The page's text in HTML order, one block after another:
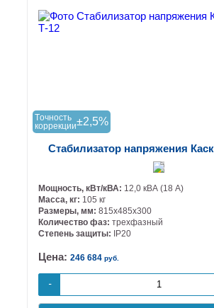
Tочность
коррекции±2,5%
Стабилизатор напряжения
Мощность, кВт/кВА: 12,0 кВА (18 А)
Масса, кг: 105 кг
Размеры, мм: 815х485х300
Количество фаз: трехфазный
Степень защиты:
IP20
Цена: 246 684 руб.
-